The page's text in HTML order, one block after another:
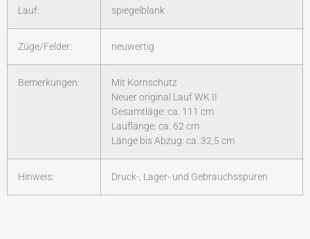
Lauf: spiegelblank
Züge/Felder: neuwertig
Bemerkungen:
Mit Kornschutz
Neuer original Lauf WK II
Gesamtläge: ca. 111 cm
Lauflänge: ca. 62 cm
Länge bis Abzug: ca. 32,5 cm
Hinweis: Druck-, Lager- und Gebrauchsspuren